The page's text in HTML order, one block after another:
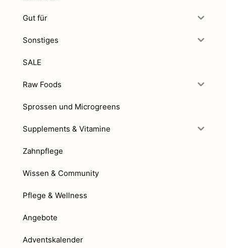
Gut für
Sonstiges
SALE
Raw Foods
Sprossen und Microgreens
Supplements & Vitamine
Zahnpflege
Wissen & Community
Pflege & Wellness
Angebote
Adventskalender